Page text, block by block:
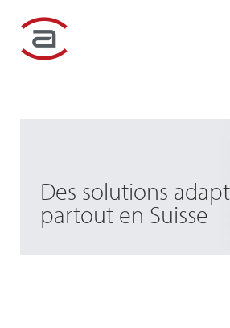
SOCIÉTÉ
ACTIVITÉS
INFOS
Des solutions
partout en Suisse